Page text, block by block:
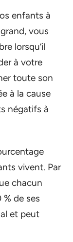
enfants à
vous
lorsqu’il
à votre
toute son
à la cause
négatifs à
vivent. Par
chacun
de ses
et peut